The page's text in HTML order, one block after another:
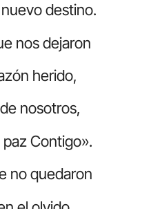
destino.
nos dejaron
herido,
nosotros,
Contigo».
no quedaron